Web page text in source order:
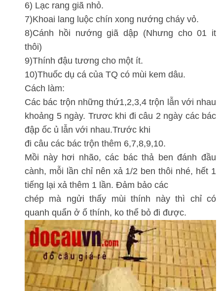
6) Lạc rang giã nhỏ.
7)Khoai lang luộc chín xong nướng cháy vỏ.
8)Cánh hồi nướng giã dập (Nhưng cho 01 it
thôi)
9)Thính đậu tương cho một ít.
10)Thuốc dụ cá của TQ có mùi kem dâu.
Cách làm:
Các bác trộn những thứ1,2,3,4 trộn lẫn với nhau
khoảng 5 ngày. Trươc khi đi câu 2 ngày các bác
đập ốc ủ lẫn với nhau.Trước khi
đi câu các bác trộn thêm 6,7,8,9,10.
Mồi này hơi nhão, các bác thả ben đánh đầu
cành, mỗi lần chỉ nên xả 1/2 ben thôi nhé, hết 1
tiếng lại xả thêm 1 lần. Đảm bảo các
chép mà ngửi thấy mùi thính này thì chỉ có
quanh quẩn ở ổ thính, ko thể bỏ đi được.